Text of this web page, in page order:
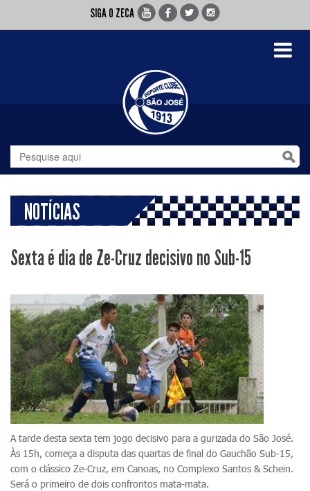
SIGA O ZECA
Toggle
NOTÍCIAS
Sexta é dia de Ze-Cruz decisivo no Sub-15
A tarde desta sexta tem jogo decisivo para a gurizada do São José.
Às 15h, começa a disputa das quartas de final do Gauchão Sub-15,
com o clássico Ze-Cruz, em Canoas, no Complexo Santos & Schein.
Será o primeiro de dois confrontos mata-mata.